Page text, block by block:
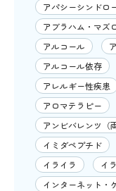
アパシーシンドロ
アブラハム・マズ
アルコール
アルコール依存
アレルギー性疾患
アロマテラピー
アンビバレンツ（
イミダペプチド
イライラ
イ
インターネット・